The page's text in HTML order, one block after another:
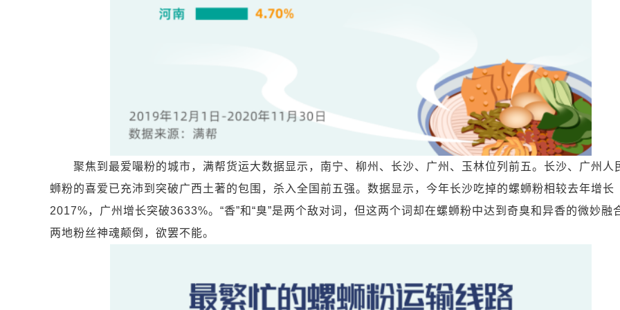
聚焦到最爱嘬粉的城市，满帮货运大数据显示，南宁、柳州、长沙、广州、玉林位列前五。长沙、广州人
蛳粉的喜爱已充沛到突破广西土著的包围，杀入全国前五强。数据显示，今年长沙吃掉的螺蛳粉相较去年增长
2017%，广州增长突破3633%。“香”和“臭”是两个敌对词，但这两个词却在螺蛳粉中达到奇臭和异香的微妙融
两地粉丝神魂颠倒，欲罢不能。